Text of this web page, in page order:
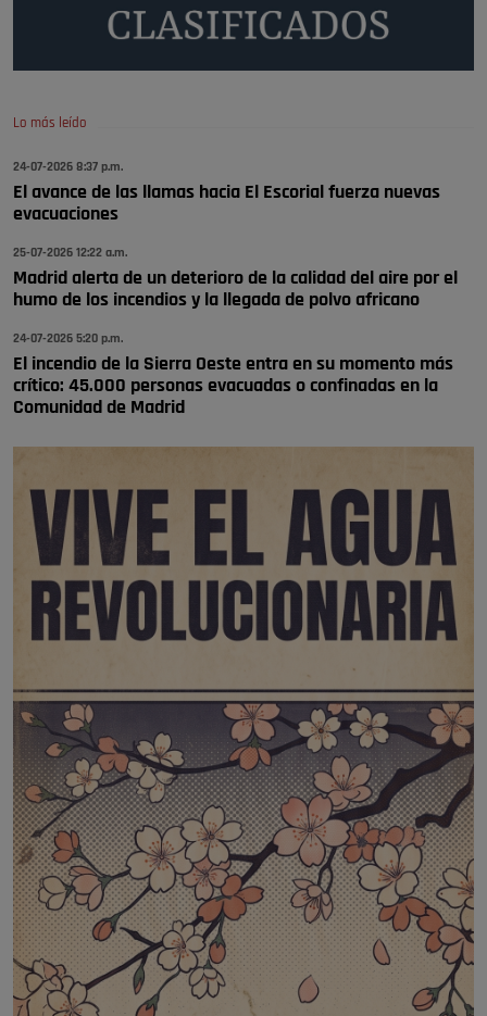
A ver si llega alguno que de verdad le importe la seguridad de Pozuelo
Pozuelo de Alarcón
Pozuelo de Alarcón
🔴 EXCLUSIVA | El comisario de la …
Lo más leído
24-07-2026 8:37 p.m.
El avance de las llamas hacia El Escorial fuerza nuevas
evacuaciones
25-07-2026 12:22 a.m.
Madrid alerta de un deterioro de la calidad del aire por el
humo de los incendios y la llegada de polvo africano
24-07-2026 5:20 p.m.
El incendio de la Sierra Oeste entra en su momento más
crítico: 45.000 personas evacuadas o confinadas en la
Comunidad de Madrid